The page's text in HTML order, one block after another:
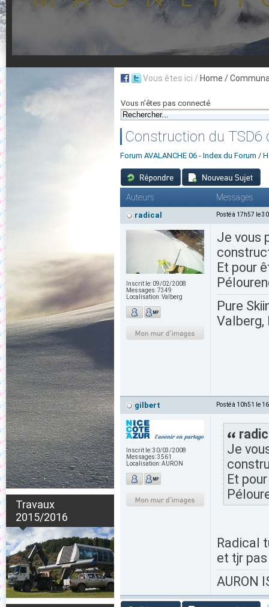
Travaux
2015/2016
Vous êtes ici / Home /
Vous n'êtes pas connecté
Construction du TSD6
Forum AVALANCHE 06 - Index du Forum /
Auteurs Messages
radical Posté à 17h57 le
Inscrit le: 09/02/2008
Messages:7349
Localisation:Valberg
Je vous
Et pour
Pure
Valberg,
gilbert Posté à 10h51 le
Inscrit le:30/03/2008
Messages:3561
Localisation:AURON
Je
Et
Radical
et tjr
AURON